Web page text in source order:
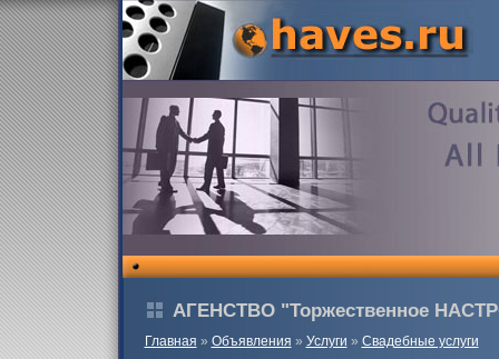
АГЕНСТВО "Торжественное
Главная » Объявления » Услуги » Свадебные услуги